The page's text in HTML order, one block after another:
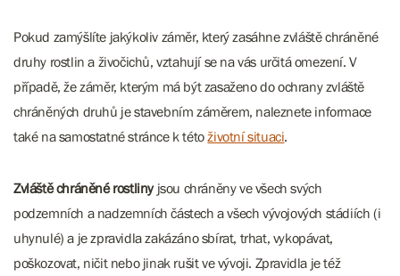
Pokud zamýšlíte jakýkoliv záměr, který zasáhne zvláště chráněné
druhy rostlin a živočichů, vztahují se na vás určitá omezení. V
případě, že záměr, kterým má být zasaženo do ochrany zvláště
chráněných druhů je stavebním záměrem, naleznete informace
také na samostatné stránce k tétoživotní situaci.
Zvláště chráněné rostlinyjsou chráněny ve všech svých
podzemních a nadzemních částech a všech vývojových stádiích (i
uhynulé) a je zpravidla zakázáno sbírat, trhat, vykopávat,
poškozovat, ničit nebo jinak rušit ve vývoji. Zpravidla je též